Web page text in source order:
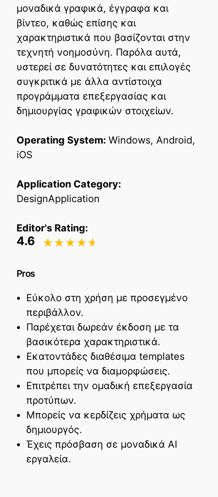
μοναδικά γραφικά, έγγραφα και
βίντεο, καθώς επίσης και
χαρακτηριστικά που βασίζονται στην
τεχνητή νοημοσύνη. Παρόλα αυτά,
υστερεί σε δυνατότητες και επιλογές
συγκριτικά με άλλα αντίστοιχα
προγράμματα επεξεργασίας και
δημιουργίας γραφικών στοιχείων.
Operating System: Windows, Android,
iOS
Application Category:
DesignApplication
Editor's Rating:
4.6
Pros
Εύκολο στη χρήση με προσεγμένο
περιβάλλον.
Παρέχεται δωρεάν έκδοση με τα
βασικότερα χαρακτηριστικά.
Εκατοντάδες διαθέσιμα templates
που μπορείς να διαμορφώσεις.
Επιτρέπει την ομαδική επεξεργασία
προτύπων.
Μπορείς να κερδίζεις χρήματα ως
δημιουργός.
Έχεις πρόσβαση σε μοναδικά AI
εργαλεία.